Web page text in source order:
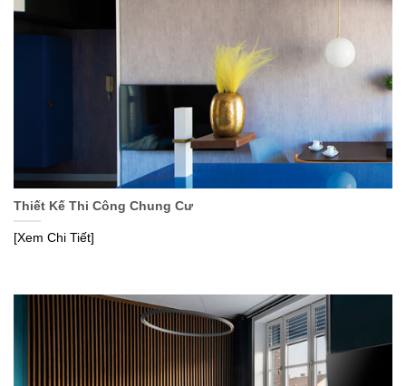
Thiết Kế Thi Công Chung Cư
[Xem Chi Tiết]